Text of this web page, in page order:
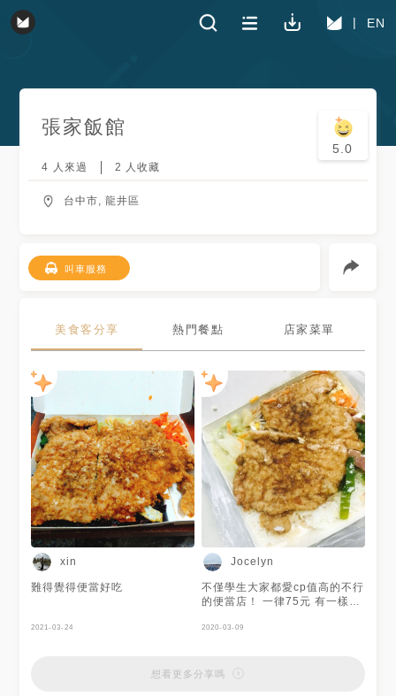
EN
張家飯館
5.0
4 人來過 2 人收藏
台中市, 龍井區
叫車服務
美食客分享 熱門餐點 店家菜單
xin
難得覺得便當好吃
2021-03-24
Jocelyn
不僅學生大家都愛cp值高的不行
的便當店！ 一律75元 有一樣主
〰〰 而且是好吃的👍🏻
2020-03-09
想看更多分享嗎